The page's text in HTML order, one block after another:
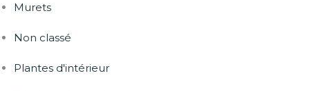
Murets
Non classé
Plantes d'intérieur